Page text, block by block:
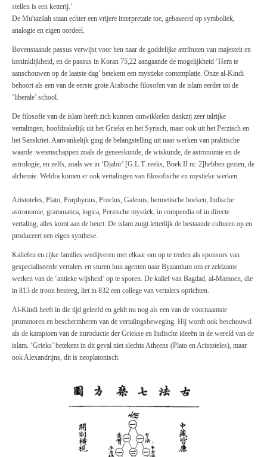
stellen is een ketterij.’
De Mu'tazilah staan echter een vrijere interpretatie toe, gebaseerd op symboliek,
analogie en eigen oordeel.
Bovenstaande passus verwijst voor hen naar de goddelijke attributen van majesteit en
koninklijkheid, en de passus in Koran 75,22 aangaande de mogelijkheid ‘Hem te
aanschouwen op de laatste dag’ betekent een mystieke contemplatie. Onze al-Kindi
behoort als een van de eerste grote Arabische filosofen van de islam eerder tot de
‘liberale’ school.
De filosofie van de islam heeft zich kunnen ontwikkelen dankzij zeer talrijke
vertalingen, hoofdzakelijk uit het Grieks en het Syrisch, maar ook uit het Perzisch en
het Sanskriet. Aanvankelijk ging de belangstelling uit naar werken van praktische
waarde: wetenschappen zoals de geneeskunde, de wiskunde, de astronomie en de
astrologie, en zelfs, zoals we in ‘Djabir’ [G.L.T. reeks, Boek II nr. 2]hebben gezien, de
alchemie. Weldra komen er ook vertalingen van filosofische en mystieke werken.
Aristoteles, Plato, Porphyrius, Proclus, Galenus, hermetische boeken, Indische
astronomie, grammatica, logica, Perzische mystiek, in compendia of in directe
vertaling, alles komt aan de beurt. De islam zuigt letterlijk de bestaande culturen op en
produceert een eigen synthese.
Kaliefen en rijke families wedijveren met elkaar om op te treden als sponsors van
gespecialiseerde vertalers en sturen hun agenten naar Byzantium om er zeldzame
werken van de ‘antieke wijsheid’ op te sporen. De kalief van Bagdad, al-Mamoen, die
in 813 de troon besteeg, liet in 832 een college van vertalers oprichten.
Al-Kindi heeft in die tijd geleefd en geldt nu nog als een van de voornaamste
promotoren en beschermheren van de vertalingsbeweging. Hij wordt ook beschouwd
als de kampioen van de introductie der Griekse en Indische ideeën in de wereld van de
islam. ‘Grieks’ betekent in dit geval niet slechts Atheens (Plato en Aristoteles), maar
ook Alexandrijns, dit is neoplatonisch.